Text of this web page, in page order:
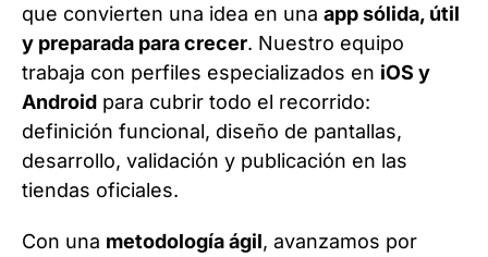
que convierten una idea en una app sólida, útil
y preparada para crecer. Nuestro equipo
trabaja con perfiles especializados en iOS y
Android para cubrir todo el recorrido:
definición funcional, diseño de pantallas,
desarrollo, validación y publicación en las
tiendas oficiales.
Con una metodología ágil, avanzamos por